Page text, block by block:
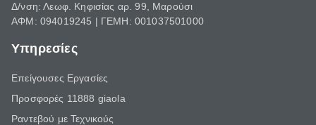
Δ/νση: Λεωφ. Κηφισίας αρ. 99, Μαρούσι
ΑΦΜ: 094019245 | ΓΕΜΗ: 001037501000
Υπηρεσίες
Επείγουσες Εργασίες
Προσφορές 11888 giaola
Ραντεβού με Τεχνικούς